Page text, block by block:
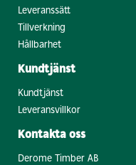
Leveranssätt
Tillverkning
Hållbarhet
Kundtjänst
Kundtjänst
Leveransvillkor
Kontakta oss
Derome Timber AB